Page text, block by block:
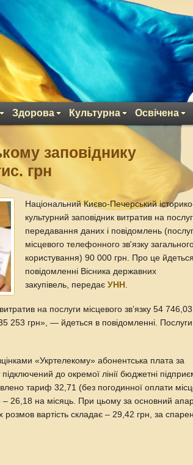
Здорова Культурна Освічена
заповіднику
грн
Національний Києво-Печерський
культурний заповідник витратив на
передавання даних і повідомлень
місцевого телефонного зв'язку
користування) 90 000 грн. Про це
повідомленні Вісника державних
закупівель, передаєУНН .
на послуги місцевого зв’язку 54 746,03
253 грн», — йдеться в повідомленні.
«Укртелекому» абонентська плата за
до окремої лінії бюджетні
тариф 32,71 (без погодинної оплати
26,18 на місяць. При цьому за основний
вартість складає – 29,42 грн, за